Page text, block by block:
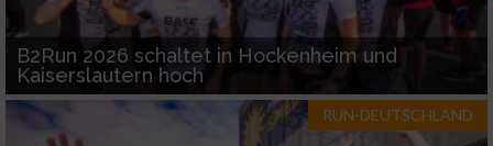
B2Run 2026 schaltet in Hockenheim und
Kaiserslautern hoch
RUN-DEUTSCHLAND